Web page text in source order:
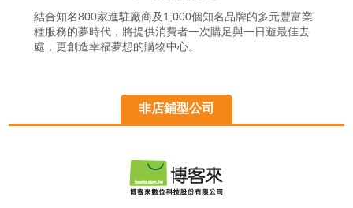
結合知名800家進駐廠商及1,000個知名品牌的多元豐富業
種服務的夢時代，將提供消費者一次購足與一日遊最佳去
處，更創造幸福夢想的購物中心。
非店鋪型公司